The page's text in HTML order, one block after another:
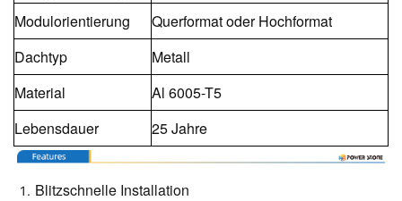
Modulorientierung
Querformat oder Hochformat
Dachtyp
Metall
Material
Al 6005-T5
Lebensdauer
25 Jahre
Blitzschnelle Installation